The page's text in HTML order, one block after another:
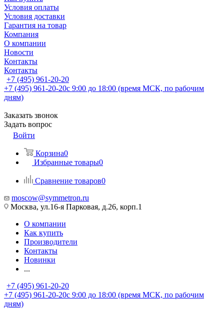
Условия оплаты
Условия доставки
Гарантия на товар
Компания
О компании
Новости
Контакты
Контакты
+7 (495) 961-20-20
+7 (495) 961-20-20с 9:00 до 18:00 (время МСК, по рабочим
дням)
Заказать звонок
Задать вопрос
Войти
Корзина0
Избранные товары0
Сравнение товаров0
moscow@symmetron.ru
Москва, ул.16-я Парковая, д.26, корп.1
О компании
Как купить
Производители
Контакты
Новинки
...
+7 (495) 961-20-20
+7 (495) 961-20-20с 9:00 до 18:00 (время МСК, по рабочим
дням)